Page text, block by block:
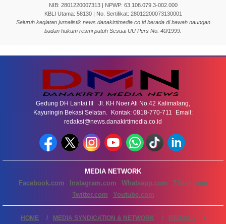
NIB: 2801220007313 | NPWP: 63.108.079.3-002.000
KBLI Utama: 58130 | No. Sertifikat: 28012200073130001
Seluruh kegiatan jurnalistik news.danakirtimedia.co.id berada di bawah naungan
badan hukum resmi patuh Sesuai UU Pers No. 40/1999.
Gedung DH Lantai III Jl. KH Noer Ali No.42 Kalimalang,
Kayuringin Bekasi Selatan. Kontak: 0818-770-711 Email:
redaksi@news.danakirtimedia.co.id
MEDIA NETWORK
Facebook.com
Instagram.com Whatsapp.com
Tiktok.com
Twitter.com
Youtube.com
HOME MEDIA SYNDICATION & NETWORK
REDAKSI